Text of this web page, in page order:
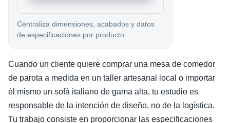
Centraliza dimensiones, acabados y datos
de especificaciones por producto.
Cuando un cliente quiere comprar una mesa de comedor
de parota a medida en un taller artesanal local o importar
él mismo un sofá italiano de gama alta, tu estudio es
responsable de la intención de diseño, no de la logística.
Tu trabajo consiste en proporcionar las especificaciones